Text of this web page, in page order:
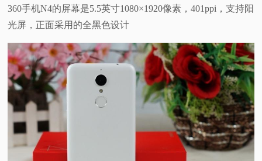
360手机N4的屏幕是5.5英寸1080×1920像素，401ppi，支持阳
光屏， 正面采用的全黑色设计